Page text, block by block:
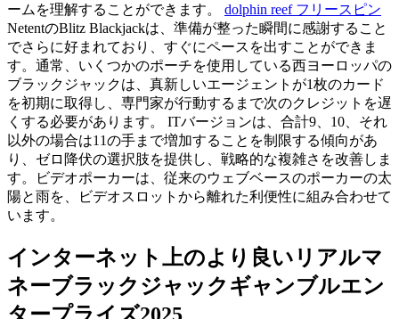
ームを理解することができます。 dolphin reef フリースピン
NetentのBlitz Blackjackは、準備が整った瞬間に感謝すること
でさらに好まれており、すぐにペースを出すことができま
す。通常、いくつかのポーチを使用している西ヨーロッパの
ブラックジャックは、真新しいエージェントが1枚のカード
を初期に取得し、専門家が行動するまで次のクレジットを遅
くする必要があります。 ITバージョンは、合計9、10、それ
以外の場合は11の手まで増加することを制限する傾向があ
り、ゼロ降伏の選択肢を提供し、戦略的な複雑さを改善しま
す。ビデオポーカーは、従来のウェブベースのポーカーの太
陽と雨を、ビデオスロットから離れた利便性に組み合わせて
います。
インターネット上のより良いリアルマ
ネーブラックジャックギャンブルエン
タープライズ2025